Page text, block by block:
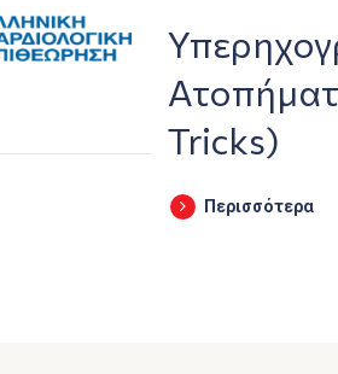
Tricks)
Περισσότερα